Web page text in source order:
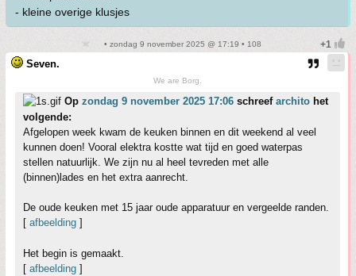
- kleine overige klusjes
• zondag 9 november 2025 @ 17:19 • 108
Seven.
We are Borg.
Op zondag 9 november 2025 17:06 schreef archito het
volgende:
Afgelopen week kwam de keuken binnen en dit weekend al veel
kunnen doen! Vooral elektra kostte wat tijd en goed waterpas
stellen natuurlijk. We zijn nu al heel tevreden met alle
(binnen)lades en het extra aanrecht.
De oude keuken met 15 jaar oude apparatuur en vergeelde randen.
[ afbeelding ]
Het begin is gemaakt.
[ afbeelding ]